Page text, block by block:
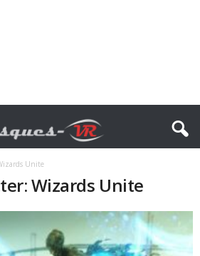
Unite
Wizards Unite